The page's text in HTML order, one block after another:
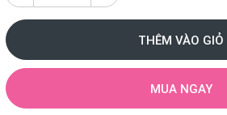
THÊM VÀO GIỎ
MUA NGAY